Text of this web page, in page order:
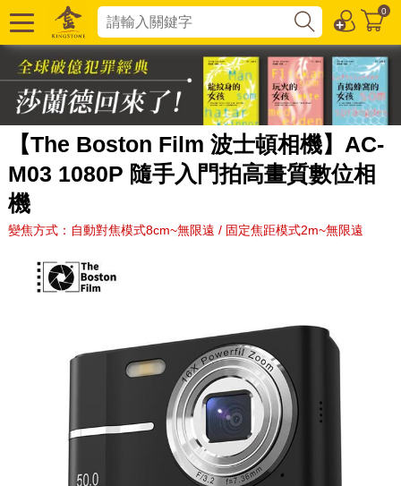
0
【The Boston Film 波士頓相機】AC-
M03 1080P 隨手入門拍高畫質數位相
機
變焦方式：自動對焦模式8cm~無限遠 / 固定焦距模式2m~無限遠